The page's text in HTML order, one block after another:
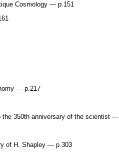
Cosmology — p.151
— p.217
the 350th anniversary of the scientist
of H. Shapley — p.303